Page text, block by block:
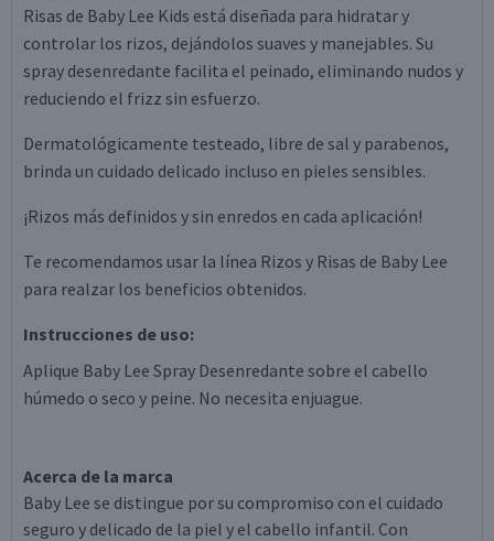
Risas de Baby Lee Kids está diseñada para hidratar y
controlar los rizos, dejándolos suaves y manejables. Su
spray desenredante facilita el peinado, eliminando nudos y
reduciendo el frizz sin esfuerzo.
Dermatológicamente testeado, libre de sal y parabenos,
brinda un cuidado delicado incluso en pieles sensibles.
¡Rizos más definidos y sin enredos en cada aplicación!
Te recomendamos usar la línea Rizos y Risas de Baby Lee
para realzar los beneficios obtenidos.
Instrucciones de uso:
Aplique Baby Lee Spray Desenredante sobre el cabello
húmedo o seco y peine. No necesita enjuague.
Acerca de la marca
Baby Lee se distingue por su compromiso con el cuidado
seguro y delicado de la piel y el cabello infantil. Con